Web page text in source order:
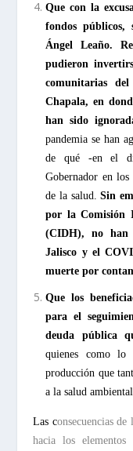
Que con la
fondos
Ángel Leaño.
pudieron
comunitarias
Chapala, en
han sido
pandemia se han
de qué -en el
Gobernador en los
de la salud.Sin
por la Comisión
(CIDH), no han
Jalisco y el
muerte por
Que los
para el
deuda pública
quienes como lo
producción que
a la salud ambiental.
Las consecuencias
hacia los